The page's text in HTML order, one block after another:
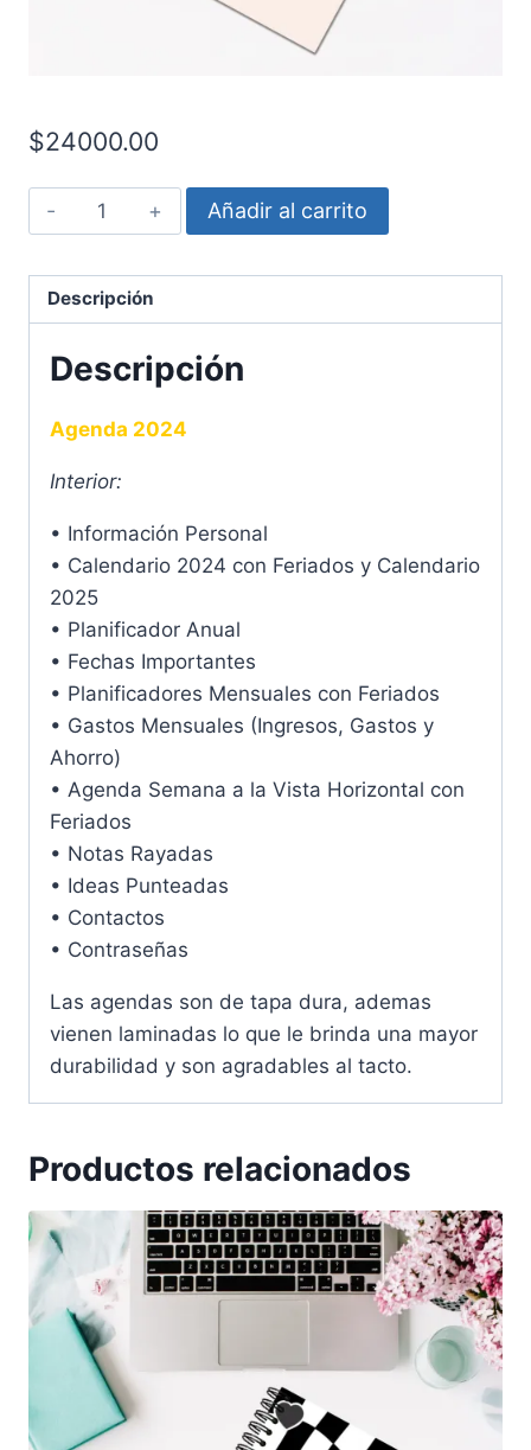
$24000.00
Agenda
Gatito
Añadir al carrito
Descripción
Descripción
Agenda 2024
Interior:
• Información Personal
• Calendario 2024 con Feriados y Calendario
2025
• Planificador Anual
• Fechas Importantes
• Planificadores Mensuales con Feriados
• Gastos Mensuales (Ingresos, Gastos y
Ahorro)
• Agenda Semana a la Vista Horizontal con
Feriados
• Notas Rayadas
• Ideas Punteadas
• Contactos
• Contraseñas
Las agendas son de tapa dura, ademas
vienen laminadas lo que le brinda una mayor
durabilidad y son agradables al tacto.
Productos relacionados